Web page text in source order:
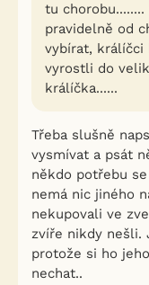
tu
pravidelně od
vybírat, králíčci
vyrostli do
králíčka......
Třeba slušně
vysmívat a psát
někdo potřebu
nemá nic jiného
nekupovali ve
zvíře nikdy nešli.
protože si ho
nechat..